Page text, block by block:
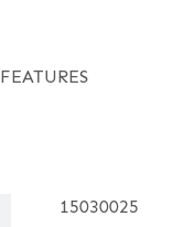
FEATURES
15030025